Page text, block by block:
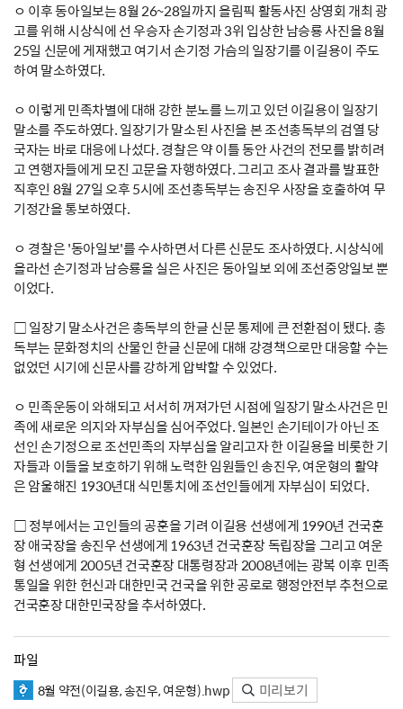
ㅇ 이후 동아일보는 8월 26~28일까지 올림픽 활동사진 상영회 개최 광
고를 위해 시상식에 선 우승자 손기정과 3위 입상한 남승룡 사진을 8월
25일 신문에 게재했고 여기서 손기정 가슴의 일장기를 이길용이 주도
하여 말소하였다.
ㅇ 이렇게 민족차별에 대해 강한 분노를 느끼고 있던 이길용이 일장기
말소를 주도하였다. 일장기가 말소된 사진을 본 조선총독부의 검열 당
국자는 바로 대응에 나섰다. 경찰은 약 이틀 동안 사건의 전모를 밝히려
고 연행자들에게 모진 고문을 자행하였다. 그리고 조사 결과를 발표한
직후인 8월 27일 오후 5시에 조선총독부는 송진우 사장을 호출하여 무
기정간을 통보하였다.
ㅇ 경찰은 '동아일보'를 수사하면서 다른 신문도 조사하였다. 시상식에
올라선 손기정과 남승룡을 실은 사진은 동아일보 외에 조선중앙일보 뿐
이었다.
□ 일장기 말소사건은 총독부의 한글 신문 통제에 큰 전환점이 됐다. 총
독부는 문화정치의 산물인 한글 신문에 대해 강경책으로만 대응할 수는
없었던 시기에 신문사를 강하게 압박할 수 있었다.
ㅇ 민족운동이 와해되고 서서히 꺼져가던 시점에 일장기 말소사건은 민
족에 새로운 의지와 자부심을 심어주었다. 일본인 손기테이가 아닌 조
선인 손기정으로 조선민족의 자부심을 알리고자 한 이길용을 비롯한 기
자들과 이들을 보호하기 위해 노력한 임원들인 송진우, 여운형의 활약
은 암울해진 1930년대 식민통치에 조선인들에게 자부심이 되었다.
□ 정부에서는 고인들의 공훈을 기려 이길용 선생에게 1990년 건국훈
장 애국장을 송진우 선생에게 1963년 건국훈장 독립장을 그리고 여운
형 선생에게 2005년 건국훈장 대통령장과 2008년에는 광복 이후 민족
통일을 위한 헌신과 대한민국 건국을 위한 공로로 행정안전부 추천으로
건국훈장 대한민국장을 추서하였다.
파일
8월 약전(이길용, 송진우, 여운형).hwp 미리보기